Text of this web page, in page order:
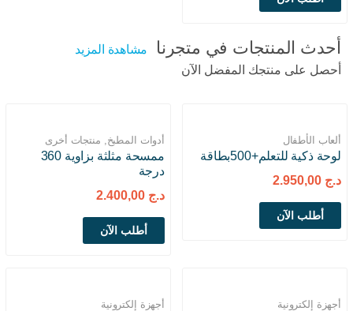
أحدث المنتجات في متجرنا
مشاهدة المزيد
أحصل على منتجك المفضل الآن
ألعاب الأطفال
لوحة ذكية للتعلم+500بطاقة
د.ج
أطلب الآن
أدوات المطبخ, منتجات أخرى
ممسحة مثلثة بزاوية 360
درجة
د.ج
أطلب الآن
أجهزة إلكترونية أجهزة إلكترونية